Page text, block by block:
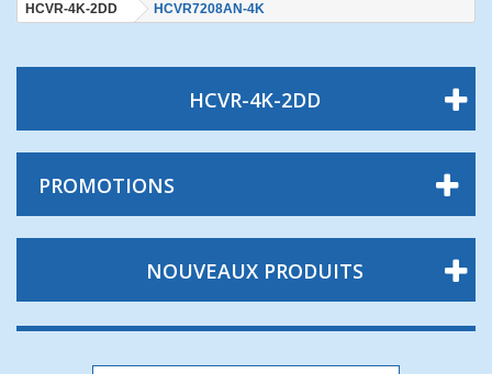
HCVR-4K-2DD
HCVR7208AN-4K
HCVR-4K-2DD
PROMOTIONS
NOUVEAUX PRODUITS